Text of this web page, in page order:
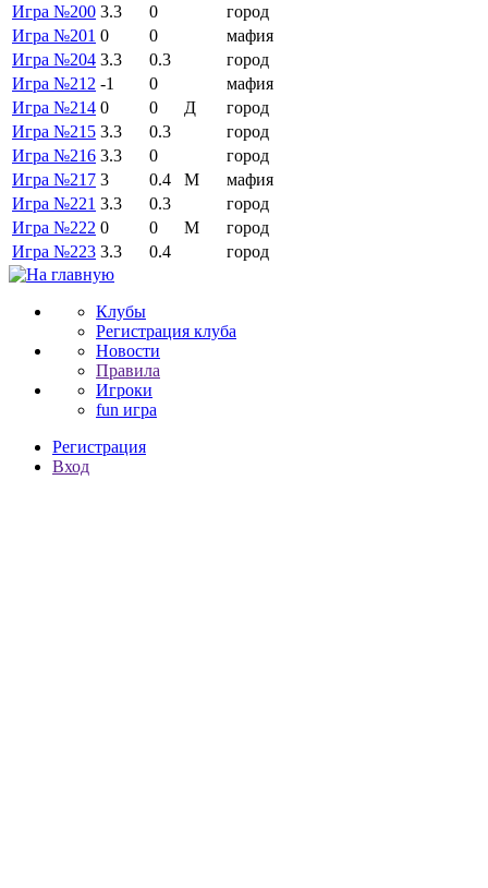
Игра №200 3.3 0
город
Игра №201 0 0
мафия
Игра №204 3.3 0.3
город
Игра №212 -1 0
мафия
Игра №214 0 0 Д
город
Игра №215 3.3 0.3
город
Игра №216 3.3 0
город
Игра №217 3 0.4 М
мафия
Игра №221 3.3 0.3
город
Игра №222 0 0 М
город
Игра №223 3.3 0.4 город
Клубы
Регистрация клуба
Новости
Правила
Игроки
fun игра
Регистрация
Вход